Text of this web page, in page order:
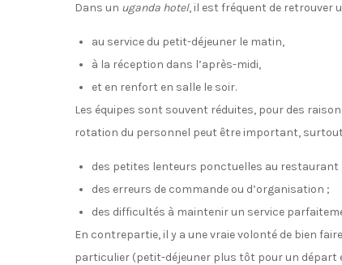
Dans un uganda hotel, il est fréquent de retrouver
au service du petit-déjeuner le matin,
à la réception dans l’après-midi,
et en renfort en salle le soir.
Les équipes sont souvent réduites, pour des
rotation du personnel peut être important, surtout
des petites lenteurs ponctuelles au restaurant
des erreurs de commande ou d’organisation ;
des difficultés à maintenir un service
En contrepartie, il y a une vraie volonté de bien
particulier (petit-déjeuner plus tôt pour un départ